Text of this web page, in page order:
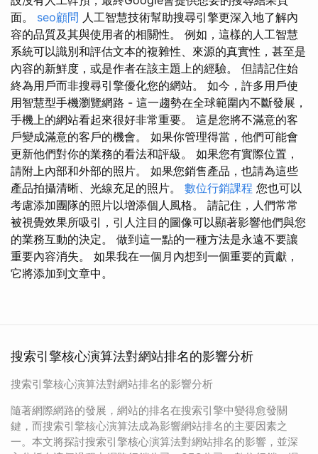
面。 seo顧問 人工智慧技術幫助搜尋引擎更深入地了解內
容的品質及其與使用者的相關性。 例如，這樣的人工智慧
系統可以識別和評估文本的複雜性、來源的真實性，甚至是
內容的新鮮度，或是作者在該主題上的經驗。 但請記住始
終為用戶而非搜尋引擎優化您的網站。 如今，許多用戶使
用智慧型手機瀏覽網路 - 這一趨勢在全球範圍內不斷發展，
手機上的網站看起來很好非常重要。 這是您將不滿意的客
戶變成滿意的客戶的機會。 如果你管理得當，他們可能會
更新他們對你的業務的看法和評級。 如果您有實際位置，
請附上內部和外部的照片。 如果您銷售產品，也請為這些
產品拍攝清晰、光線充足的照片。 數位行銷課程 您也可以
考慮添加團隊的照片以增添個人風格。 請記住，人們常常
被視覺效果所吸引，引人注目的圖像可以顯著影響他們與您
的業務互動的決定。 做到這一點的一種方法是永遠不要讓
重要內容消失。 如果我在一個月內想到一個重要的貢獻，
它將添加到文章中。
搜索引擎核心演算法對網站排名的影響分析
搜索引擎核心演算法對網站排名的影響分析
隨著網際網路的發展，網站的排名在搜索引擎中變得愈發關
鍵，而搜索引擎核心演算法成為影響網站排名的主要因素之
一。本文將探討搜索引擎核心演算法對網站排名的影響，並深